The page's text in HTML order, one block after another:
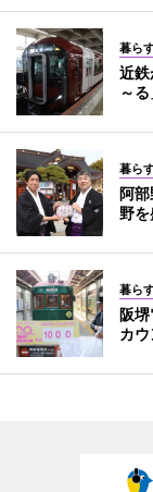
暮ら
近
～
暮ら
阿
野を
暮ら
阪
カ